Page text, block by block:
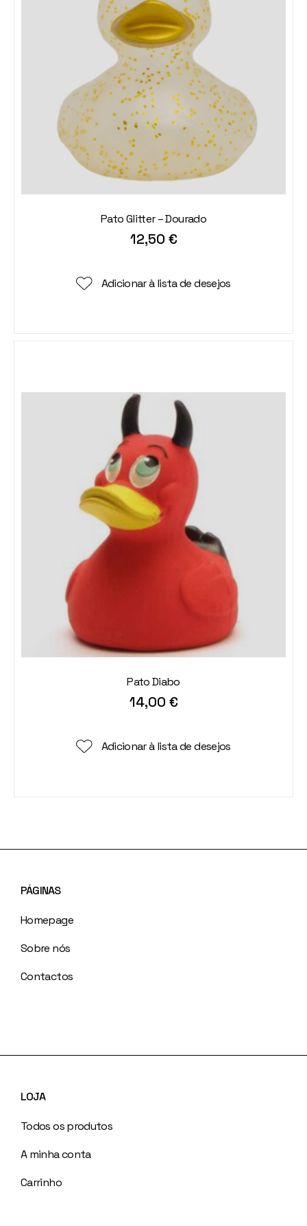
Pato Glitter – Dourado
12,50 €
Adicionar à lista de desejos
Pato Diabo
14,00 €
Adicionar à lista de desejos
PÁGINAS
Homepage
Sobre nós
Contactos
LOJA
Todos os produtos
A minha conta
Carrinho